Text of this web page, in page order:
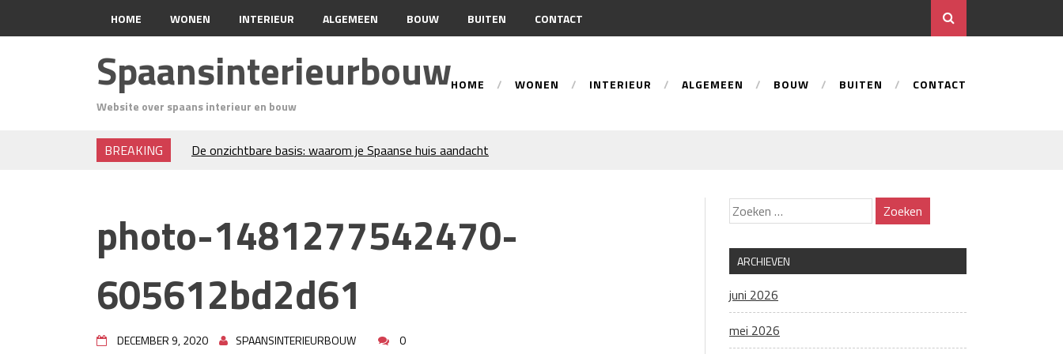
HOME WONEN INTERIEUR ALGEMEEN BOUW BUITEN CONTACT
Spaansinterieurbouw
Website over spaans interieur en bouw
HOME WONEN INTERIEUR ALGEMEEN BOUW BUITEN CONTACT
BREAKING
De onzichtbare basis: waarom je Spaanse huis aandacht
Waar let je op bij het kiezen van gevelreiniging?
Projectinrichting voor kantoren: hoe werkt dat?
isolatie
Grond kopen of verkopen Noord-Holland
Optimaal Presteert
photo-1481277542470-
605612bd2d61
DECEMBER 9, 2020 SPAANSINTERIEURBOUW 0
ARCHIEVEN
juni 2026
mei 2026